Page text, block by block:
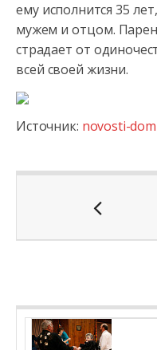
ему исполнится 35
мужем и отцом.
страдает от
всей своей жизни.
Источник: novosti-